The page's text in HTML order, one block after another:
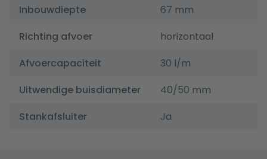
Inbouwdiepte
67 mm
Richting afvoer
horizontaal
Afvoercapaciteit
30 l/m
Uitwendige buisdiameter
40/50 mm
Stankafsluiter
Ja